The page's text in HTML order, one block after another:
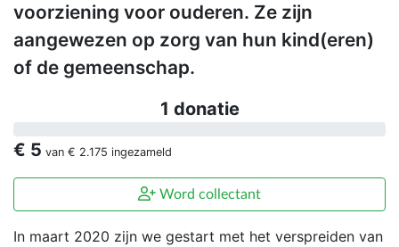
voorziening voor ouderen. Ze zijn
aangewezen op zorg van hun kind(eren)
of de gemeenschap.
1 donatie
€ 5 van € 2.175 ingezameld
Word collectant
In maart 2020 zijn we gestart met het verspreiden van